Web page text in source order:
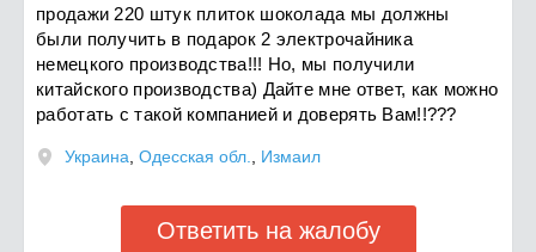
продажи 220 штук плиток шоколада мы должны
были получить в подарок 2 электрочайника
немецкого производства!!! Но, мы получили
китайского производства) Дайте мне ответ, как можно
работать с такой компанией и доверять Вам!!???
Украина Одесская обл. Измаил
Ответить на жалобу